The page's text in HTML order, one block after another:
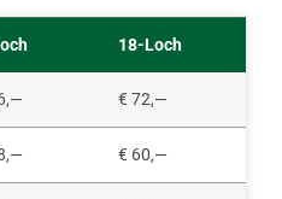
18-Loch
€ 72,—
€ 60,—